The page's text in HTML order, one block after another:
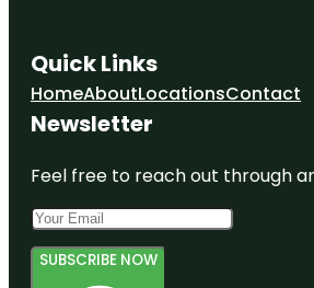
Quick Links
HomeAboutLocationsContact
Newsletter
Feel free to reach out through
SUBSCRIBE NOW